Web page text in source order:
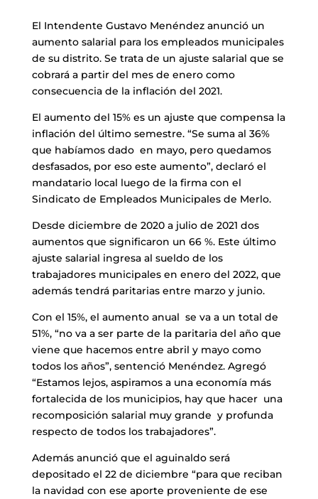
El Intendente Gustavo Menéndez anunció un
aumento salarial para los empleados municipales
de su distrito. Se trata de un ajuste salarial que se
cobrará a partir del mes de enero como
consecuencia de la inflación del 2021.
El aumento del 15% es un ajuste que compensa la
inflación del último semestre. “Se suma al 36%
que habíamos dado en mayo, pero quedamos
desfasados, por eso este aumento”, declaró el
mandatario local luego de la firma con el
Sindicato de Empleados Municipales de Merlo.
Desde diciembre de 2020 a julio de 2021 dos
aumentos que significaron un 66 %. Este último
ajuste salarial ingresa al sueldo de los
trabajadores municipales en enero del 2022, que
además tendrá paritarias entre marzo y junio.
Con el 15%, el aumento anual se va a un total de
51%, “no va a ser parte de la paritaria del año que
viene que hacemos entre abril y mayo como
todos los años”, sentenció Menéndez. Agregó
“Estamos lejos, aspiramos a una economía más
fortalecida de los municipios, hay que hacer una
recomposición salarial muy grande y profunda
respecto de todos los trabajadores”.
Además anunció que el aguinaldo será
depositado el 22 de diciembre “para que reciban
la navidad con ese aporte proveniente de ese